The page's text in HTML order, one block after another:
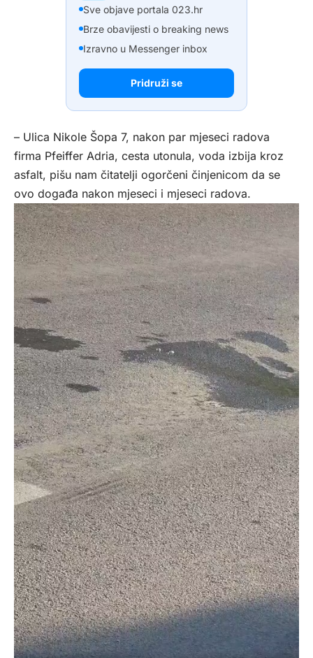
Sve objave portala 023.hr
Brze obavijesti o breaking news
Izravno u Messenger inbox
Pridruži se
– Ulica Nikole Šopa 7, nakon par mjeseci radova
firma Pfeiffer Adria, cesta utonula, voda izbija kroz
asfalt, pišu nam čitatelji ogorčeni činjenicom da se
ovo događa nakon mjeseci i mjeseci radova.